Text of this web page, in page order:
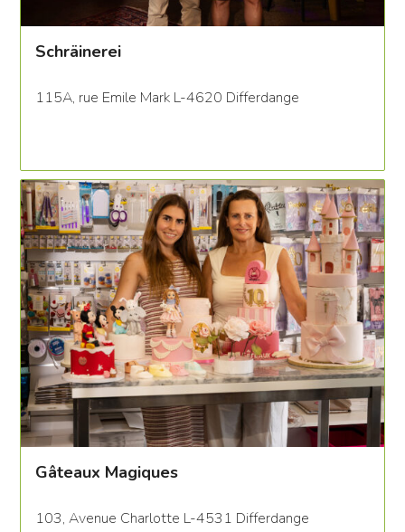
Schräinerei
115A, rue Emile Mark L-4620 Differdange
Gâteaux Magiques
103, Avenue Charlotte L-4531 Differdange